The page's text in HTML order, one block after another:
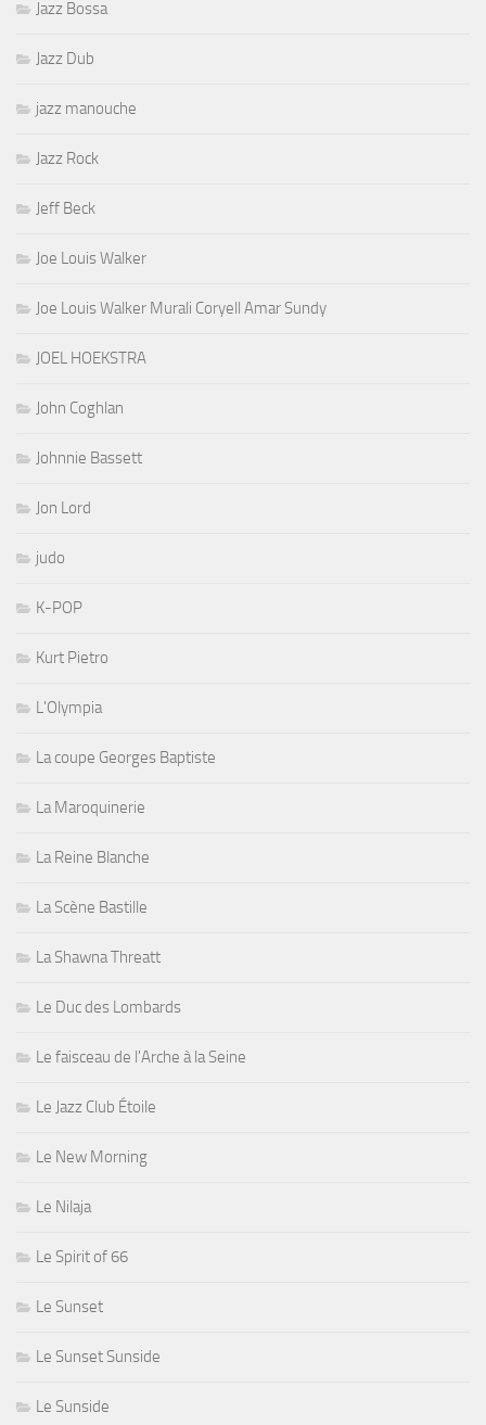
Jazz Bossa
Jazz Dub
jazz manouche
Jazz Rock
Jeff Beck
Joe Louis Walker
Joe Louis Walker Murali Coryell Amar Sundy
JOEL HOEKSTRA
John Coghlan
Johnnie Bassett
Jon Lord
judo
K-POP
Kurt Pietro
L'Olympia
La coupe Georges Baptiste
La Maroquinerie
La Reine Blanche
La Scène Bastille
La Shawna Threatt
Le Duc des Lombards
Le faisceau de l'Arche à la Seine
Le Jazz Club Étoile
Le New Morning
Le Nilaja
Le Spirit of 66
Le Sunset
Le Sunset Sunside
Le Sunside